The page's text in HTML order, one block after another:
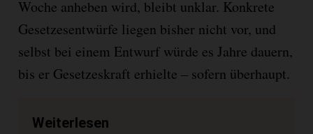
Woche anheben wird, bleibt unklar. Konkrete
Gesetzesentwürfe liegen bisher nicht vor, und
selbst bei einem Entwurf würde es Jahre dauern,
bis er Gesetzeskraft erhielte – sofern überhaupt.
Weiterlesen